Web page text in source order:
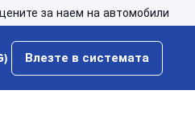
за наем на автомобили
Влезте в системата